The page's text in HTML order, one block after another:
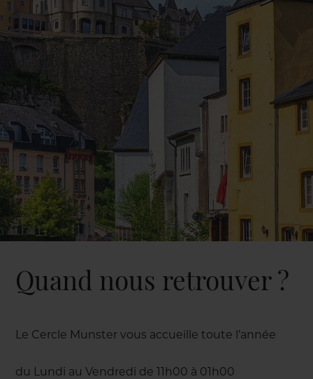
Quand nous retrouver ?
Le Cercle Munster vous accueille toute l’année
du Lundi au Vendredi de 11h00 à 01h00